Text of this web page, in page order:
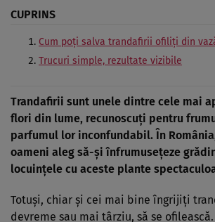
CUPRINS
Cum poți salva trandafirii ofiliți din
Trucuri simple, rezultate vizibile
Trandafirii sunt unele dintre cele mai
flori din lume, recunoscuți pentru
parfumul lor inconfundabil. În
oameni aleg să-și înfrumusețeze
locuințele cu aceste plante
Totuși, chiar și cei mai bine îngrijiți
devreme sau mai târziu, să se